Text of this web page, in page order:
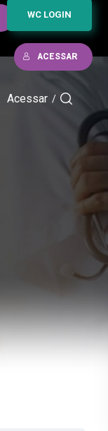
WC LOGIN
ACESSAR
Acessar /